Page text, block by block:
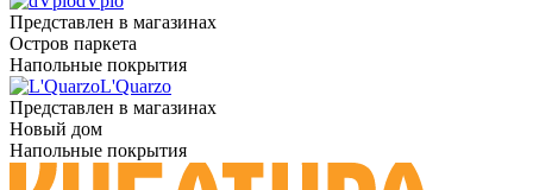
Представлен в магазинах
Остров паркета
Напольные покрытия
L'Quarzo
Представлен в магазинах
Новый дом
Напольные покрытия